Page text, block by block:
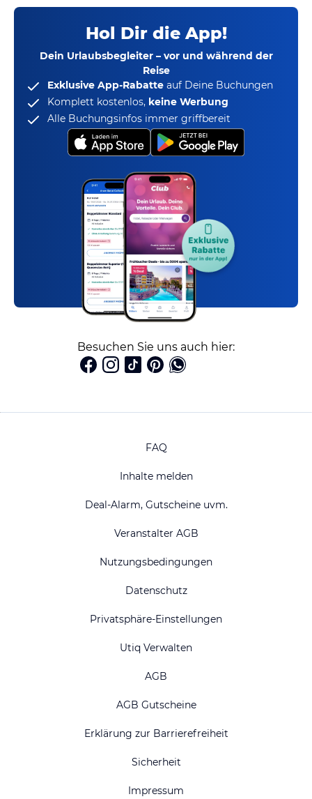
Hol Dir die App!
Dein Urlaubsbegleiter – vor und während der
Reise
Exklusive App-Rabatte auf Deine Buchungen
Komplett kostenlos, keine Werbung
Alle Buchungsinfos immer griffbereit
Besuchen Sie uns auch hier:
FAQ
Inhalte melden
Deal-Alarm, Gutscheine uvm.
Veranstalter AGB
Nutzungsbedingungen
Datenschutz
Privatsphäre-Einstellungen
Utiq Verwalten
AGB
AGB Gutscheine
Erklärung zur Barrierefreiheit
Sicherheit
Impressum